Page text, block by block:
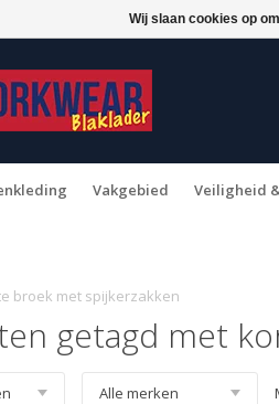
Vakgebied Veiligheid
broek met spijkerzakken
getagd met
Wij slaan cookies op